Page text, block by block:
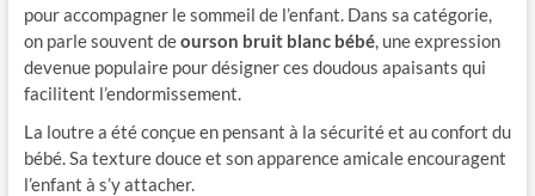
pour accompagner le sommeil de l’enfant. Dans sa catégorie,
on parle souvent deourson bruit blanc bébé, une expression
devenue populaire pour désigner ces doudous apaisants qui
facilitent l’endormissement.
La loutre a été conçue en pensant à la sécurité et au confort du
bébé. Sa texture douce et son apparence amicale encouragent
l’enfant à s’y attacher.